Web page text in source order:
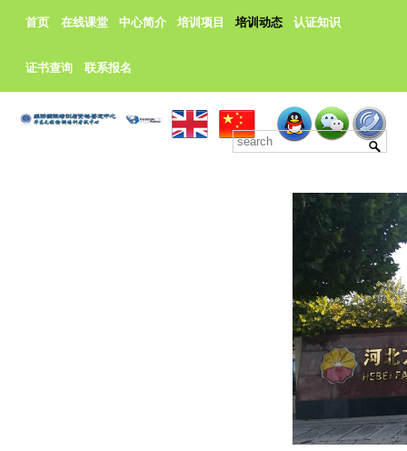
首页 在线课堂 中心简介 培训项目 培训动态 认证知识
证书查询 联系报名